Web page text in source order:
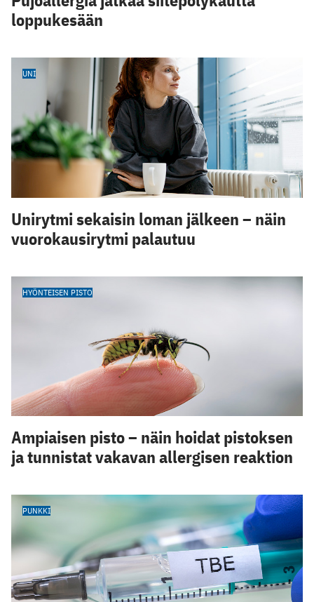
loppukesään
UNI
Unirytmi sekaisin loman jälkeen – näin
vuorokausirytmi palautuu
HYÖNTEISEN PISTO
Ampiaisen pisto – näin hoidat pistoksen
ja tunnistat vakavan allergisen reaktion
PUNKKI